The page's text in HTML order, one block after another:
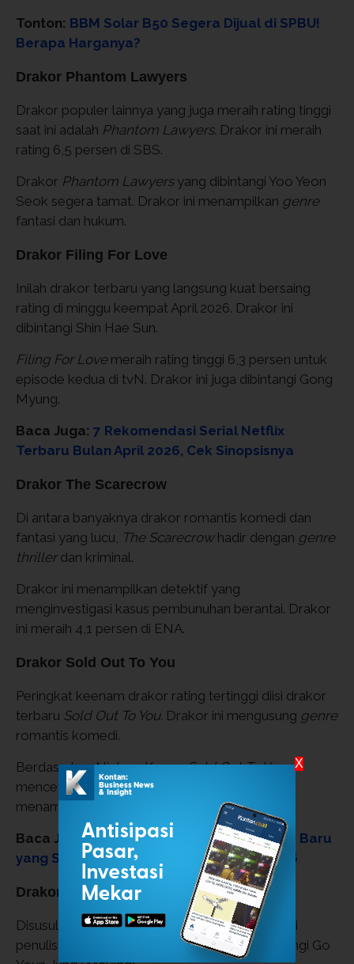
Tonton: BBM Solar B50 Segera Dijual di SPBU!
Berapa Harganya?
Drakor Phantom Lawyers
Drakor populer lainnya yang juga meraih rating tinggi
saat ini adalah Phantom Lawyers. Drakor ini meraih
rating 6,5 persen di SBS.
Drakor Phantom Lawyersyang dibintangi Yoo Yeon
Seok segera tamat. Drakor ini menampilkan genre
fantasi dan hukum.
Drakor Filing For Love
Inilah drakor terbaru yang langsung kuat bersaing
rating di minggu keempat April 2026. Drakor ini
dibintangi Shin Hae Sun.
Filing For Lovemeraih rating tinggi 6,3 persen untuk
episode kedua di tvN. Drakor ini juga dibintangi Gong
Myung.
Baca Juga: 7 Rekomendasi Serial Netflix
Terbaru Bulan April 2026, Cek Sinopsisnya
Drakor The Scarecrow
Di antara banyaknya drakor romantis komedi dan
fantasi yang lucu, The Scarecrowhadir dengan genre
thrillerdan kriminal.
Drakor ini menampilkan detektif yang
menginvestigasi kasus pembunuhan berantai. Drakor
ini meraih 4,1 persen di ENA.
Drakor Sold Out To You
Peringkat keenam drakor rating tertinggi diisi drakor
terbaru Sold Out To You. Drakor ini mengusung genre
romantis komedi.
Berdasarkan Nielsen Korea,Sold Out To You
mencetak rating 3,3 persen di SBS. Drakor ini
menampilkan Ahn Hyo Seop.
Baca Juga:Rekomendasi 4 Film Indonesia Baru
yang Sedang Tayang di Bioskop April 2026
Drakor We Are All Trying Here
Disusul oleh drakorWe Are All Trying Here
dari
penulis
My Liberation Notes.Drakor ini dibintangi Go
X